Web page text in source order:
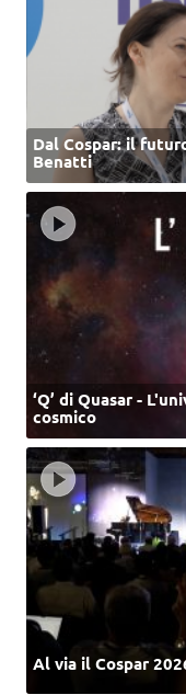
Dal Cospar: il
Benatti
‘Q’ di Quasar -
cosmico
Al via il Cospar